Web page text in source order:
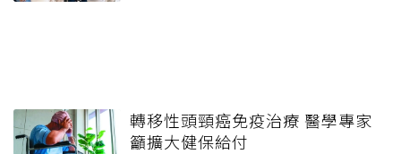
轉移性頭頸癌免疫治療 醫學專家
籲擴大健保給付